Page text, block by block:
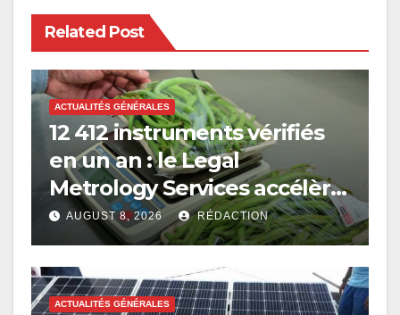
Related Post
ACTUALITÉS GÉNÉRALES
12 412 instruments vérifiés
en un an : le Legal
Metrology Services accélère
sa modernisation
AUGUST 8, 2026 RÉDACTION
ACTUALITÉS GÉNÉRALES